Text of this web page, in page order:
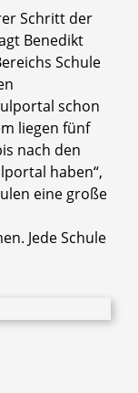
Schritt der
Benedikt
Schule
schon
liegen fünf
nach den
haben“,
eine große
Jede Schule